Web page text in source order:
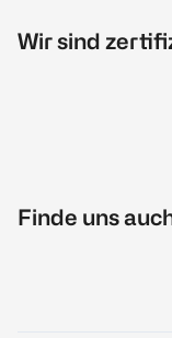
Wir sind
Finde uns